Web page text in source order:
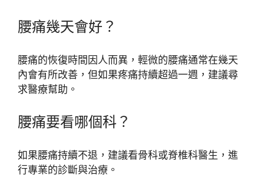
腰痛幾天會好？
腰痛的恢復時間因人而異，輕微的腰痛通常在幾天
內會有所改善，但如果疼痛持續超過一週，建議尋
求醫療幫助。
腰痛要看哪個科？
如果腰痛持續不退，建議看骨科或脊椎科醫生，進
行專業的診斷與治療。